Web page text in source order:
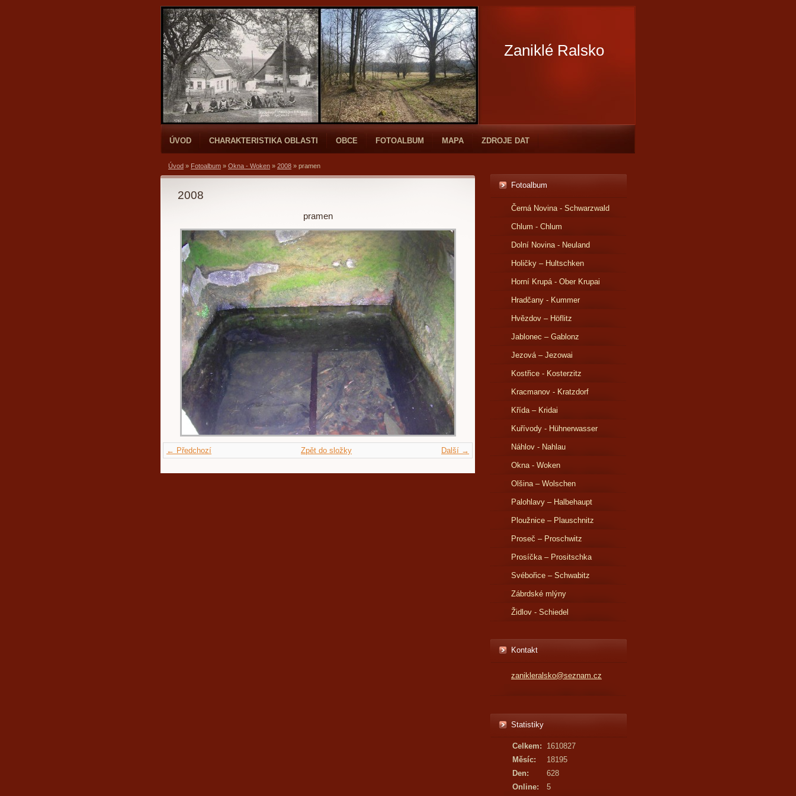
Zaniklé Ralsko
ÚVOD CHARAKTERISTIKA OBLASTI OBCE FOTOALBUM MAPA ZDROJE DAT
Úvod » Fotoalbum » Okna - Woken » 2008 » pramen
2008
pramen
← Předchozí Další →
Zpět do složky
Fotoalbum
Černá Novina - Schwarzwald
Chlum - Chlum
Dolní Novina - Neuland
Holičky – Hultschken
Horní Krupá - Ober Krupai
Hradčany - Kummer
Hvězdov – Höflitz
Jablonec – Gablonz
Jezová – Jezowai
Kostřice - Kosterzitz
Kracmanov - Kratzdorf
Křída – Kridai
Kuřívody - Hühnerwasser
Náhlov - Nahlau
Okna - Woken
Olšina – Wolschen
Palohlavy – Halbehaupt
Ploužnice – Plauschnitz
Proseč – Proschwitz
Prosíčka – Prositschka
Svébořice – Schwabitz
Zábrdské mlýny
Židlov - Schiedel
Kontakt
zanikleralsko@seznam.cz
Statistiky
Online: 5
Celkem:
1610827
Měsíc:
18195
Den:
628